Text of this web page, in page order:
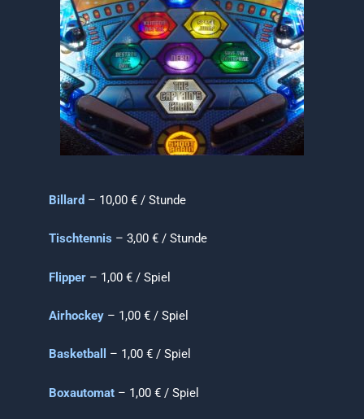
Billard – 10,00 € / Stunde
Tischtennis – 3,00 € / Stunde
Flipper – 1,00 € / Spiel
Airhockey – 1,00 € / Spiel
Basketball – 1,00 € / Spiel
Boxautomat – 1,00 € / Spiel